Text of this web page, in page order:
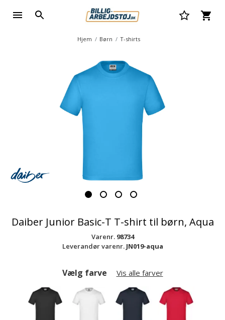
Hjem Børn T-shirts
Daiber Junior Basic-T T-shirt til børn, Aqua
Varenr. 98734
Leverandør varenr. JN019-aqua
Vælg farve Vis alle farver